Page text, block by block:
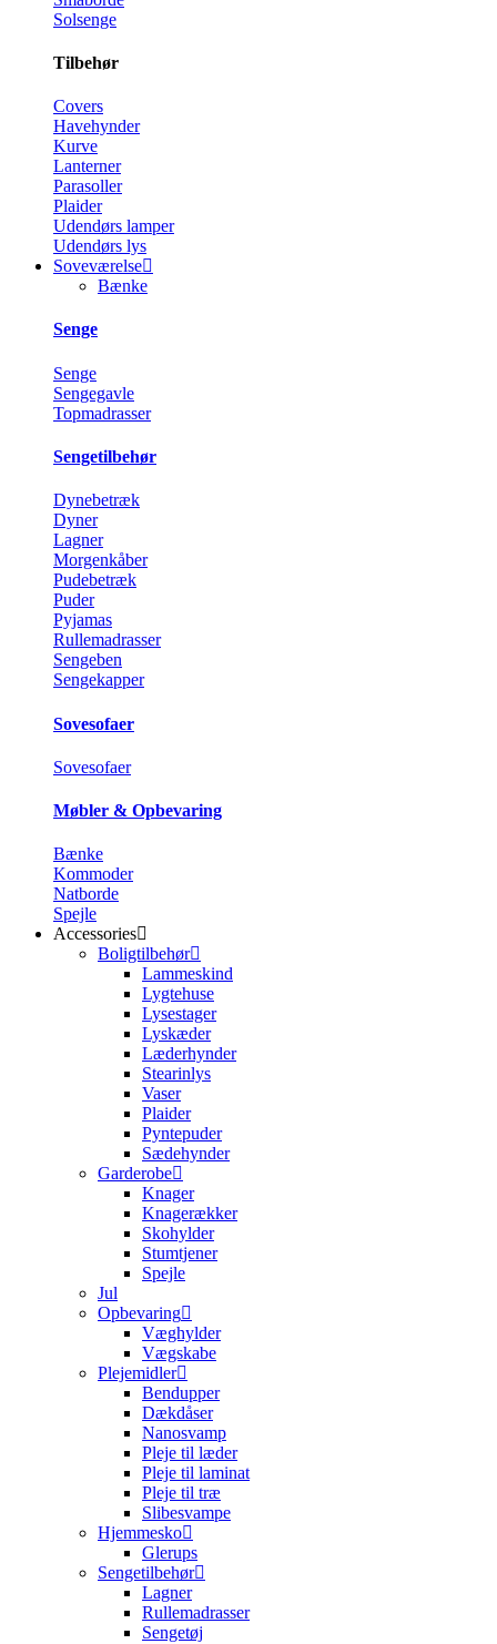
Solsenge
Tilbehør
Covers
Havehynder
Kurve
Lanterner
Parasoller
Plaider
Udendørs lamper
Udendørs lys
Soveværelse
Bænke
Senge
Senge
Sengegavle
Topmadrasser
Sengetilbehør
Dynebetræk
Dyner
Lagner
Morgenkåber
Pudebetræk
Puder
Pyjamas
Rullemadrasser
Sengeben
Sengekapper
Sovesofaer
Sovesofaer
Møbler & Opbevaring
Bænke
Kommoder
Natborde
Spejle
Accessories
Boligtilbehør
Lammeskind
Lygtehuse
Lysestager
Lyskæder
Læderhynder
Stearinlys
Vaser
Plaider
Pyntepuder
Sædehynder
Garderobe
Knager
Knagerækker
Skohylder
Stumtjener
Spejle
Jul
Opbevaring
Væghylder
Vægskabe
Plejemidler
Bendupper
Dækdåser
Nanosvamp
Pleje til læder
Pleje til laminat
Pleje til træ
Slibesvampe
Hjemmesko
Glerups
Sengetilbehør
Lagner
Rullemadrasser
Sengetøj